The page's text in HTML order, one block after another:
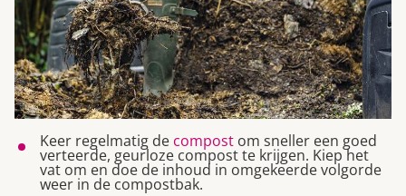
Keer regelmatig de compost om sneller een goed
verteerde, geurloze compost te krijgen. Kiep het
vat om en doe de inhoud in omgekeerde volgorde
weer in de compostbak.